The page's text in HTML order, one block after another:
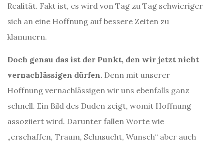
Realität. Fakt ist, es wird von Tag zu Tag schwieriger
sich an eine Hoffnung auf bessere Zeiten zu
klammern.
Doch genau das ist der Punkt, den wir jetzt nicht
vernachlässigen dürfen. Denn mit unserer
Hoffnung vernachlässigen wir uns ebenfalls ganz
schnell. Ein Bild des Duden zeigt, womit Hoffnung
assoziiert wird. Darunter fallen Worte wie
„erschaffen, Traum, Sehnsucht, Wunsch“ aber auch